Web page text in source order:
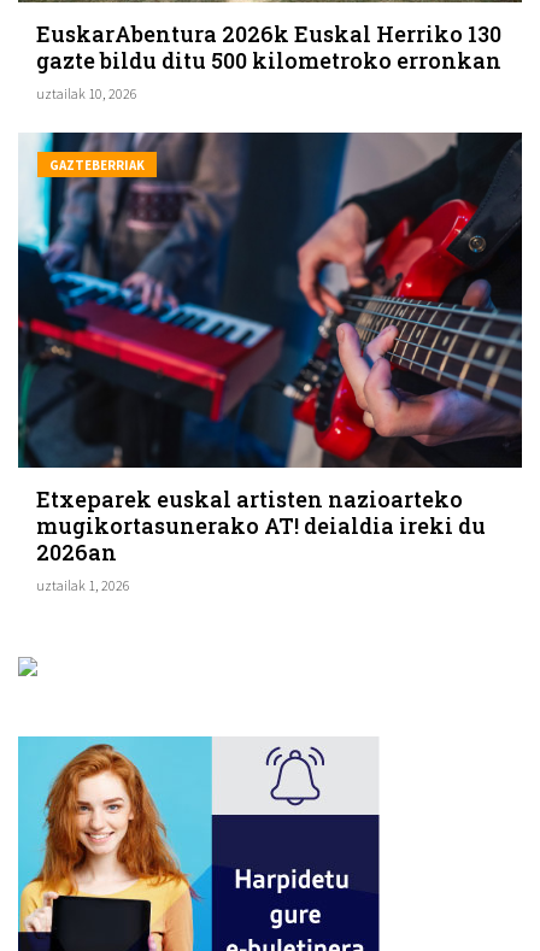
EuskarAbentura 2026k Euskal Herriko 130
gazte bildu ditu 500 kilometroko erronkan
uztailak 10, 2026
GAZTEBERRIAK
Etxeparek euskal artisten nazioarteko
mugikortasunerako AT! deialdia ireki du
2026an
uztailak 1, 2026